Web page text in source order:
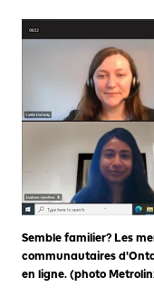
Semble familier? Les
communautaires
en ligne. (photo